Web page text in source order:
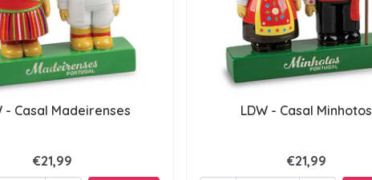
- Casal Madeirenses
€21,99
LDW - Casal Minhotos
€21,99